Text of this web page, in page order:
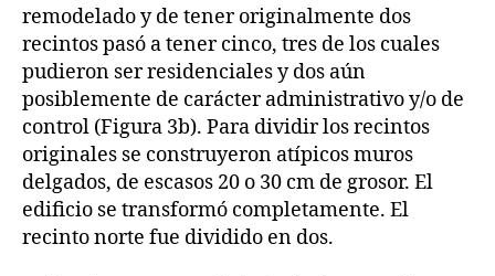
remodelado y de tener originalmente dos
recintos pasó a tener cinco, tres de los cuales
pudieron ser residenciales y dos aún
posiblemente de carácter administrativo y/o de
control (Figura 3b). Para dividir los recintos
originales se construyeron atípicos muros
delgados, de escasos 20 o 30 cm de grosor. El
edificio se transformó completamente. El
recinto norte fue dividido en dos.